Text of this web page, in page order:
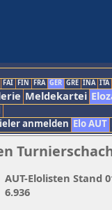
FAI FIN FRA GER GRE INA ITA
Meldekartei
anmelden Elo AUT
AUT-Elolisten Stand
6.936